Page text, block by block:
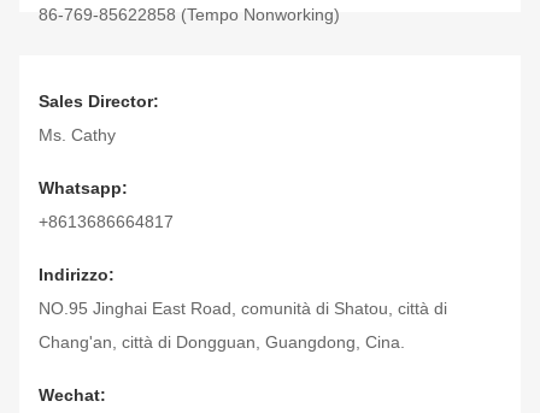
86-769-85622858 (Tempo Nonworking)
86-769-85622958
Sales Director:
Ms. Cathy
Whatsapp:
+8613686664817
Indirizzo:
NO.95 Jinghai East Road, comunità di Shatou, città di
Chang'an, città di Dongguan, Guangdong, Cina.
Wechat: